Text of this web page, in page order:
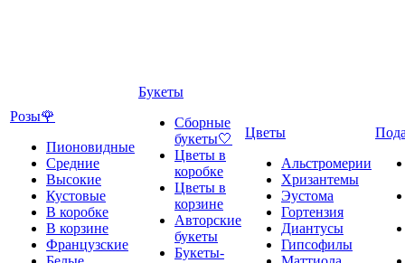
Розы🌹
Пионовидные
Средние
Высокие
Кустовые
В коробке
В корзине
Французские
Букеты
Сборные
букеты🤍
Цветы в
коробке
Цветы в
корзине
Авторские
букеты
Букеты-
Цветы
Альстромерии
Хризантемы
Эустома
Гортензия
Диантусы
Гипсофилы